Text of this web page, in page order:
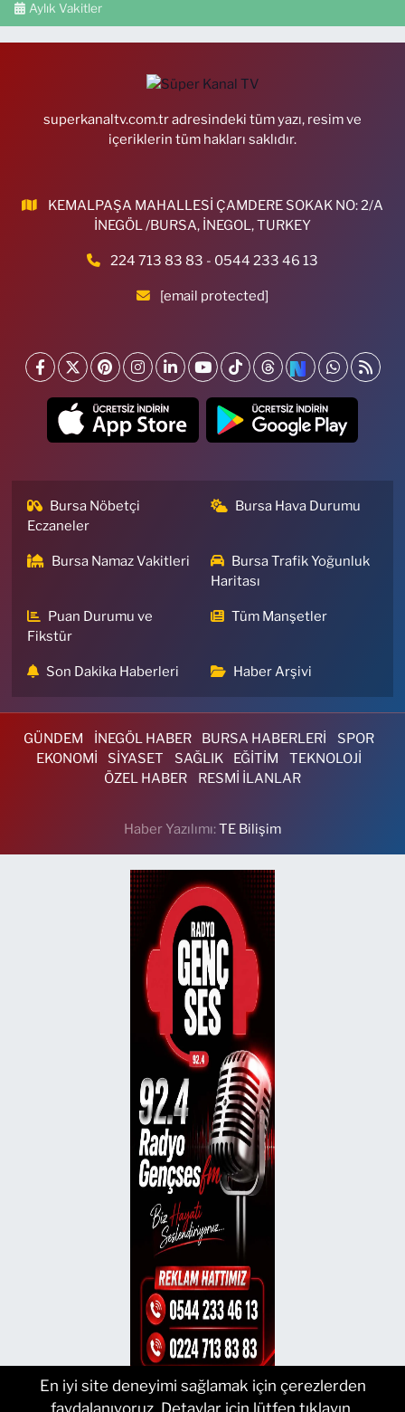
Aylık Vakitler
superkanaltv.com.tr adresindeki tüm yazı, resim ve
içeriklerin tüm hakları saklıdır.
KEMALPAŞA MAHALLESİ ÇAMDERE SOKAK NO: 2/A
İNEGÖL /BURSA, İNEGOL, TURKEY
224 713 83 83 - 0544 233 46 13
[email protected]
Bursa Nöbetçi
Eczaneler
Bursa Hava Durumu
Bursa Namaz Vakitleri
Bursa Trafik Yoğunluk
Haritası
Puan Durumu ve
Fikstür
Tüm Manşetler
Son Dakika Haberleri Haber Arşivi
GÜNDEM İNEGÖL HABER BURSA HABERLERİ
SPOR
EKONOMİ
SİYASET SAĞLIK EĞİTİM
TEKNOLOJİ
ÖZEL HABER
RESMİ İLANLAR
Haber Yazılımı:TE Bilişim
En iyi site deneyimi sağlamak için çerezlerden
faydalanıyoruz. Detaylar için lütfen tıklayın.